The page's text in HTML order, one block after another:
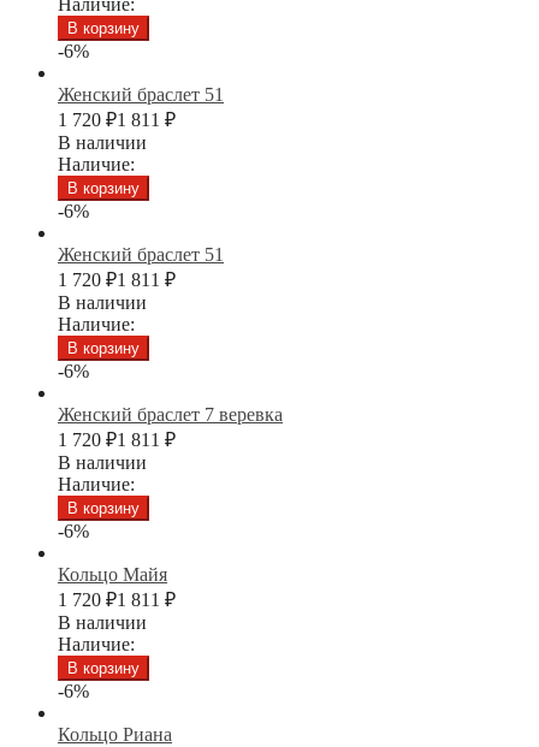
В корзину
-6%
Женский браслет 51
1 720 ₽1 811 ₽
В наличии
Наличие:
В корзину
-6%
Женский браслет 51
1 720 ₽1 811 ₽
В наличии
Наличие:
В корзину
-6%
Женский браслет 7 веревка
1 720 ₽1 811 ₽
В наличии
Наличие:
В корзину
-6%
Кольцо Майя
1 720 ₽1 811 ₽
В наличии
Наличие:
В корзину
-6%
Кольцо Риана